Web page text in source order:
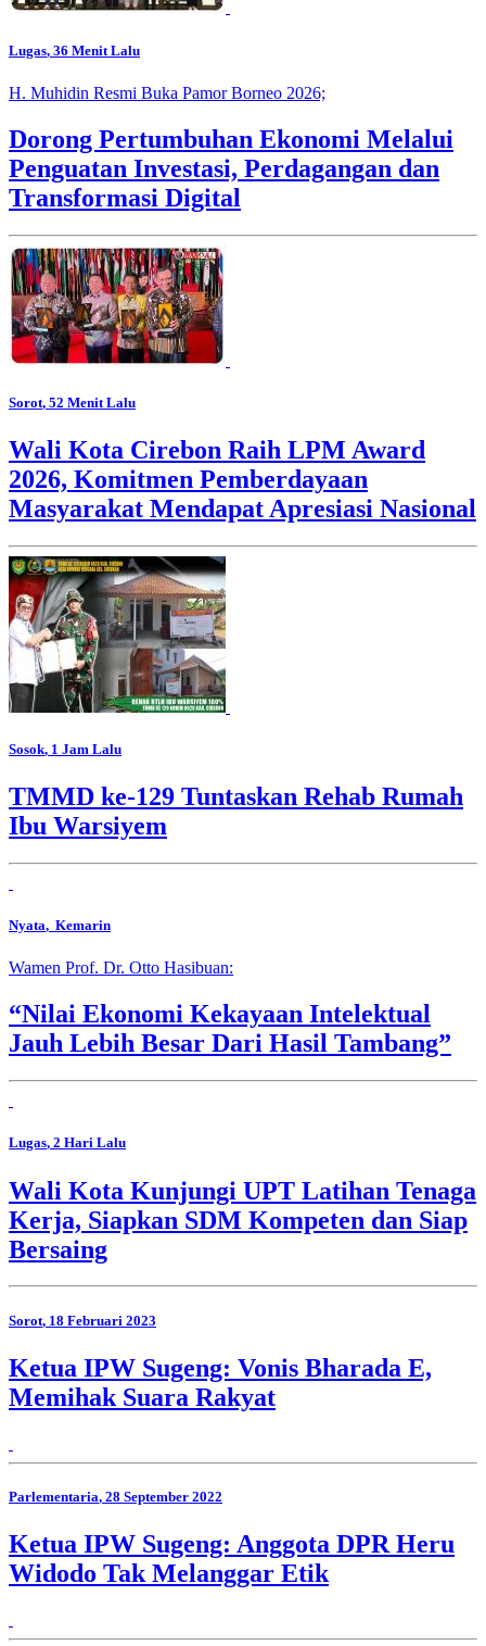
Lugas, 36 Menit Lalu
H. Muhidin Resmi Buka Pamor Borneo 2026;
Dorong Pertumbuhan Ekonomi Melalui
Penguatan Investasi, Perdagangan dan
Transformasi Digital
Sorot, 52 Menit Lalu
Wali Kota Cirebon Raih LPM Award
2026, Komitmen Pemberdayaan
Masyarakat Mendapat Apresiasi Nasional
Sosok, 1 Jam Lalu
TMMD ke-129 Tuntaskan Rehab Rumah
Ibu Warsiyem
Nyata, Kemarin
Wamen Prof. Dr. Otto Hasibuan:
“Nilai Ekonomi Kekayaan Intelektual
Jauh Lebih Besar Dari Hasil Tambang”
Lugas, 2 Hari Lalu
Wali Kota Kunjungi UPT Latihan Tenaga
Kerja, Siapkan SDM Kompeten dan Siap
Bersaing
Sorot, 18 Februari 2023
Ketua IPW Sugeng: Vonis Bharada E,
Memihak Suara Rakyat
Parlementaria, 28 September 2022
Ketua IPW Sugeng: Anggota DPR Heru
Widodo Tak Melanggar Etik